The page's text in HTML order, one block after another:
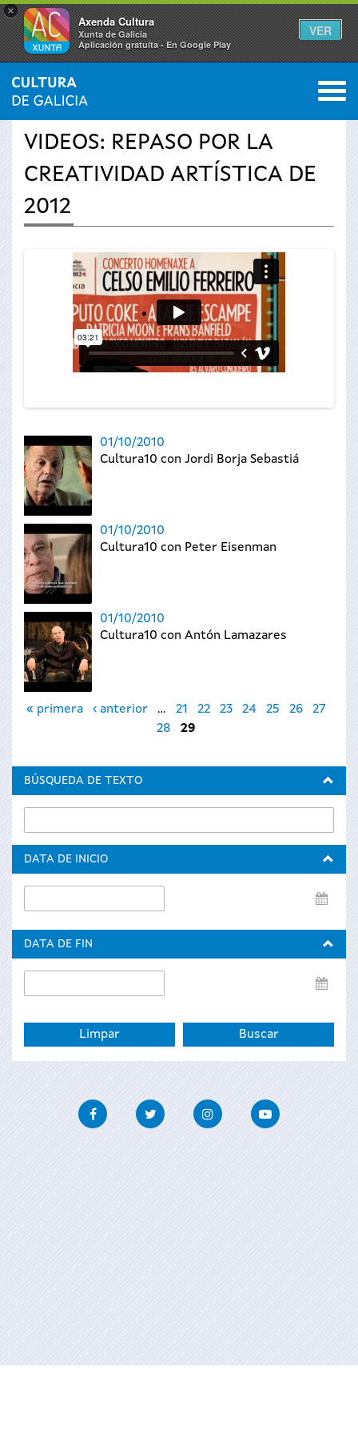
×
Axenda Cultura
Xunta de Galicia
Aplicación gratuíta - En Google Play
VER
Se
usted
INICIO › ACTUALIDAD 0
VIDEOS: REPASO POR LA
CREATIVIDAD ARTÍSTICA DE
2012
01/10/2010
Cultura10 con Jordi Borja Sebastiá
01/10/2010
Cultura10 con Peter Eisenman
01/10/2010
Cultura10 con Antón Lamazares
Páginas
« primera ‹ anterior … 21 22 23 24 25 26
27
28
29
BÚSQUEDA DE TEXTO
DATA DE INICIO
de
DATA DE FIN
de
FacebookTwitter InstagramYoutube